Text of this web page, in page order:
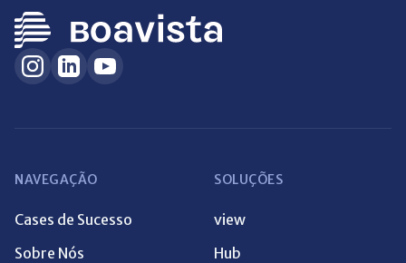
NAVEGAÇÃO
Cases de Sucesso
Sobre Nós
SOLUÇÕES
view
Hub